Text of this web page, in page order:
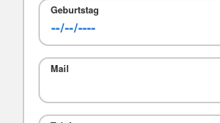
Geburtstag
Mail